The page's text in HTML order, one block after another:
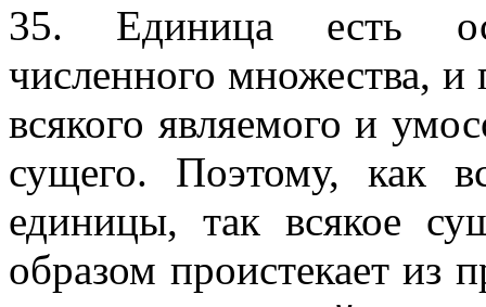
35. Единица есть
численного множества, и
всякого являемого и
сущего. Поэтому, как
единицы, так всякое
образом проистекает из